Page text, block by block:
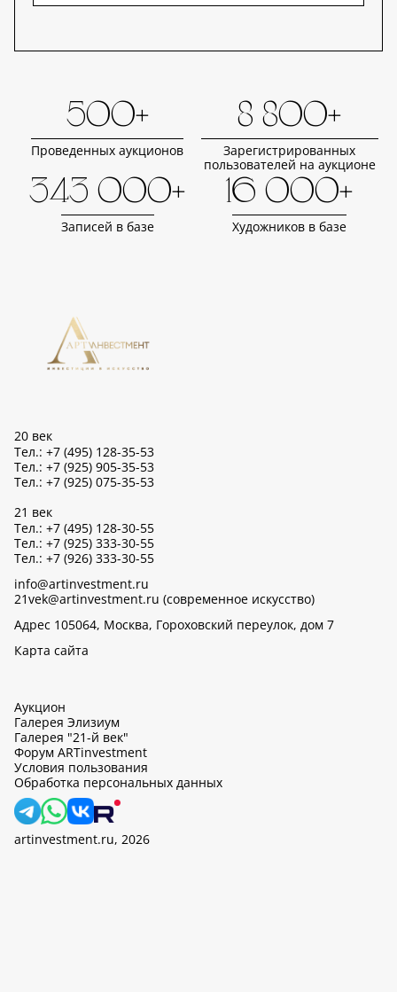
500+
Проведенных аукционов
8 800+
Зарегистрированных
пользователей на аукционе
343 000+
Записей в базе
16 000+
Художников в базе
20 век
Тел.: +7 (495) 128-35-53
Тел.: +7 (925) 905-35-53
Тел.: +7 (925) 075-35-53
21 век
Тел.: +7 (495) 128-30-55
Тел.: +7 (925) 333-30-55
Тел.: +7 (926) 333-30-55
info@artinvestment.ru
21vek@artinvestment.ru (современное искусство)
Адрес 105064, Москва, Гороховский переулок, дом 7
Карта сайта
Аукцион
Галерея Элизиум
Галерея "21-й век"
Форум ARTinvestment
Условия пользования
Обработка персональных данных
artinvestment.ru, 2026